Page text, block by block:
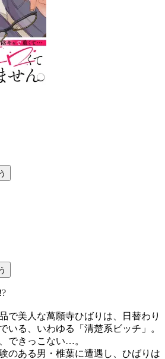
で美人な萬願寺ひばりは、日替わり
いる、いわゆる「清楚系ビッチ」。
できっこない…。
のある男・椎葉に遭遇し、ひばりは